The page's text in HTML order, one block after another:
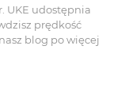
UKE udostępnia
prędkość
blog po więcej